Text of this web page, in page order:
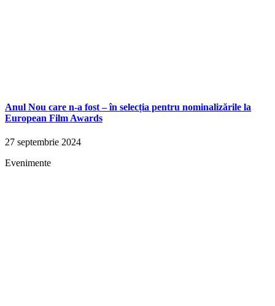
Anul Nou care n-a fost – în selecția pentru nominalizările la
European Film Awards
27 septembrie 2024
Evenimente